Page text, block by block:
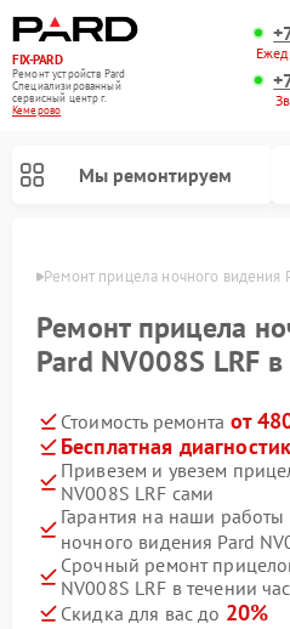
FIX-PARD
Ремонт устройств Pard
Специализированный
cервисный центр г.
Кемерово
Мы ремонтируем
Ремонт прицела ночного видения
Ремонт прицела
Pard NV008S LRF
Стоимость ремонта от
Бесплатная
Привезем и увезем
NV008S LRF сами
Гарантия на наши
ночного видения Pard
Срочный ремонт
NV008S LRF в течении
Скидка для вас до 20%